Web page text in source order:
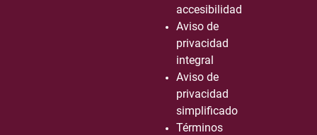
accesibilidad
Aviso de
privacidad
integral
Aviso de
privacidad
simplificado
Términos